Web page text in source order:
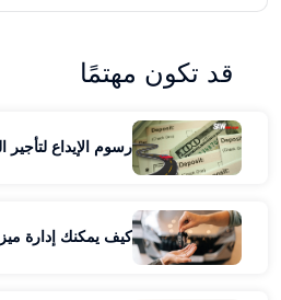
قد تكون مهتمًا
رسوم الإيداع لتأجير
كيف يمكنك إدارة